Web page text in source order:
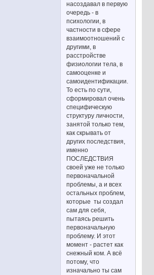
насоздавал в первую
очередь - в
психологии, в
частности в сфере
взаимоотношений с
другими, в
расстройстве
физиологии тела, в
самооценке и
самоидентификации.
То есть по сути,
сформировал очень
специфическую
структуру личности,
занятой только тем,
как скрывать от
других последствия,
именно
ПОСЛЕДСТВИЯ
своей уже не только
первоначальной
проблемы, а и всех
остальных проблем,
которые ты создал
сам для себя,
пытаясь решить
первоначальную
проблему. И этот
момент - растет как
снежный ком. А всё
потому, что
изначально ты сам